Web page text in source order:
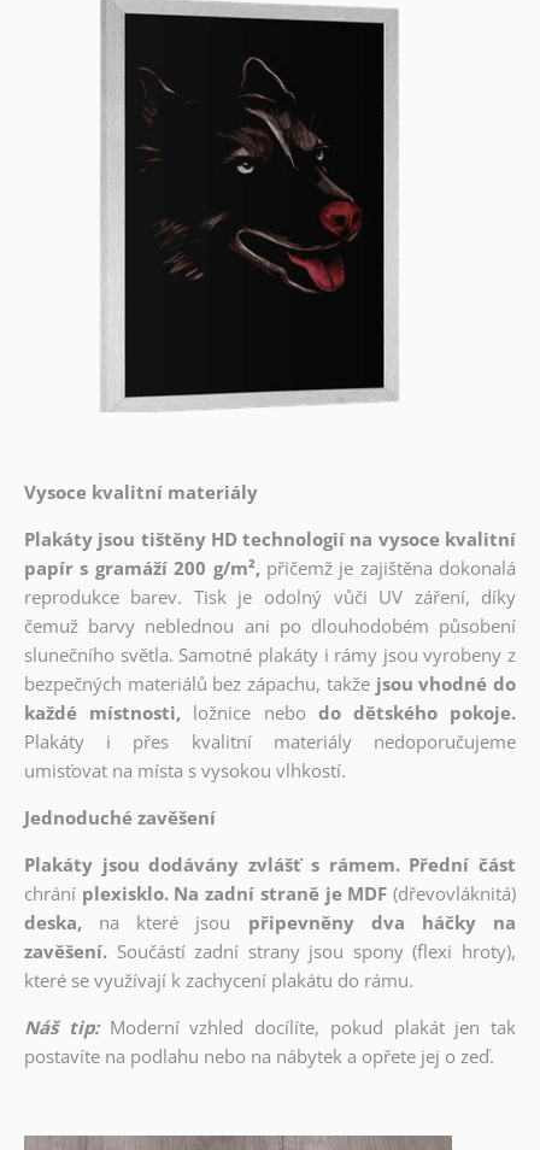
Vysoce kvalitní materiály
Plakáty jsou tištěny HD technologií na vysoce kvalitní
papír s gramáží 200 g/m², přičemž je zajištěna dokonalá
reprodukce barev. Tisk je odolný vůči UV záření, díky
čemuž barvy neblednou ani po dlouhodobém působení
slunečního světla. Samotné plakáty i rámy jsou vyrobeny z
bezpečných materiálů bez zápachu, takže jsou vhodné do
každé místnosti, ložnice nebo do dětského pokoje.
Plakáty i přes kvalitní materiály nedoporučujeme
umisťovat na místa s vysokou vlhkostí.
Jednoduché zavěšení
Plakáty jsou dodávány zvlášť s rámem. Přední část
chrání plexisklo. Na zadní straně je MDF (dřevovláknitá)
deska,
na které jsou
připevněny dva háčky na
zavěšení. Součástí zadní strany jsou spony (flexi hroty),
které se využívají k zachycení plakátu do rámu.
Náš tip: Moderní vzhled docílíte, pokud plakát jen tak
postavíte na podlahu nebo na nábytek a opřete jej o zeď.